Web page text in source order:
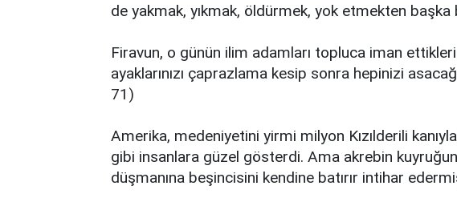
de yakmak, yıkmak, öldürmek, yok etmekten
Firavun, o günün ilim adamları topluca iman
ayaklarınızı çaprazlama kesip sonra hepinizi
71)
Amerika, medeniyetini yirmi milyon Kızılderili
gibi insanlara güzel gösterdi. Ama akrebin
düşmanına beşincisini kendine batırır intihar